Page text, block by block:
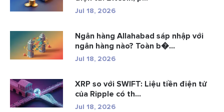
Jul 18, 2026
Ngân hàng Allahabad sáp nhập với
ngân hàng nào? Toàn b�...
Jul 18, 2026
XRP so với SWIFT: Liệu tiền điện tử
của Ripple có th...
Jul 18, 2026